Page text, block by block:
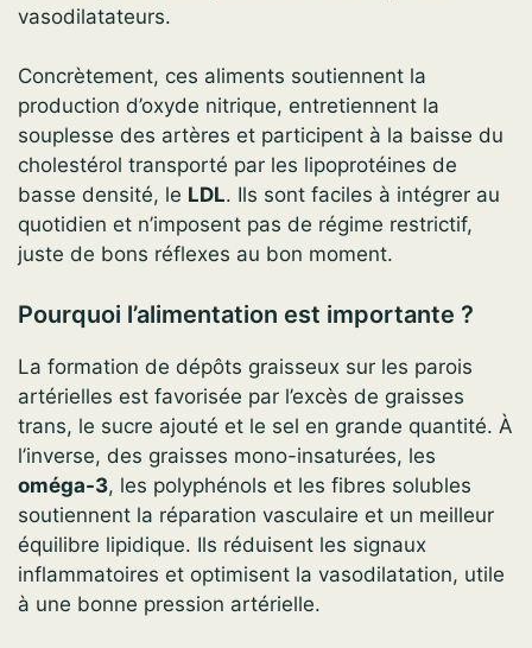
vasodilatateurs.
Concrètement, ces aliments soutiennent la
production d’oxyde nitrique, entretiennent la
souplesse des artères et participent à la baisse du
cholestérol transporté par les lipoprotéines de
basse densité, le LDL. Ils sont faciles à intégrer au
quotidien et n’imposent pas de régime restrictif,
juste de bons réflexes au bon moment.
Pourquoi l’alimentation est importante ?
La formation de dépôts graisseux sur les parois
artérielles est favorisée par l’excès de graisses
trans, le sucre ajouté et le sel en grande quantité. À
l’inverse, des graisses mono-insaturées, les
oméga-3, les polyphénols et les fibres solubles
soutiennent la réparation vasculaire et un meilleur
équilibre lipidique. Ils réduisent les signaux
inflammatoires et optimisent la vasodilatation, utile
à une bonne pression artérielle.